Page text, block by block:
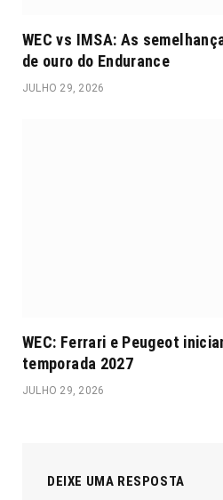
WEC vs IMSA: As
de ouro do Endurance
JULHO 29, 2026
WEC: Ferrari e Peugeot
temporada 2027
JULHO 29, 2026
DEIXE UMA RESPOSTA